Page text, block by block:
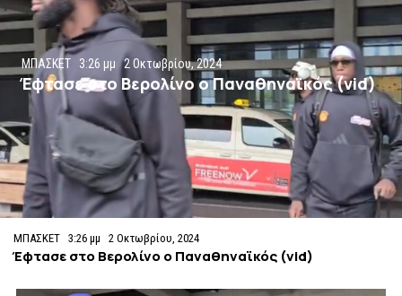
ΜΠΑΣΚΕΤ 3:26 μμ 2 Οκτωβρίου, 2024
Έφτασε στο Βερολίνο ο Παναθηναϊκός (vid)
ΜΠΑΣΚΕΤ 3:26 μμ 2 Οκτωβρίου, 2024
Έφτασε στο Βερολίνο ο Παναθηναϊκός (vid)